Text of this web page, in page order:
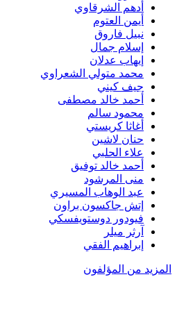
أدهم الشرقاوي
أيمن العتوم
نبيل فاروق
إسلام جمال
إيهاب عدلان
محمد متولي الشعراوي
جيف كيني
أحمد خالد مصطفى
محمود سالم
أغاثا كريستي
حنان لاشين
علاء الحلبي
أحمد خالد توفيق
منى المرشود
عبد الوهاب المسيري
إتش جاكسون براون
فيودور دوستويفسكي
آرثر ميلر
إبراهيم الفقي
المزيد من المؤلفون